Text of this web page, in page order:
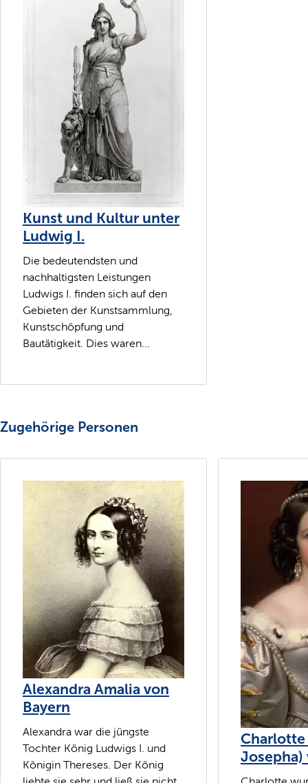
Kunst und Kultur unter
Ludwig I.
Die bedeutendsten und
nachhaltigsten Leistungen
Ludwigs I. finden sich auf den
Gebieten der Kunstsammlung,
Kunstschöpfung und
Bautätigkeit. Dies waren...
Zugehörige Personen
Alexandra Amalia von
Bayern
Alexandra war die jüngste
Tochter König Ludwigs I. und
Königin Thereses. Der König
Charlotte
Josepha)